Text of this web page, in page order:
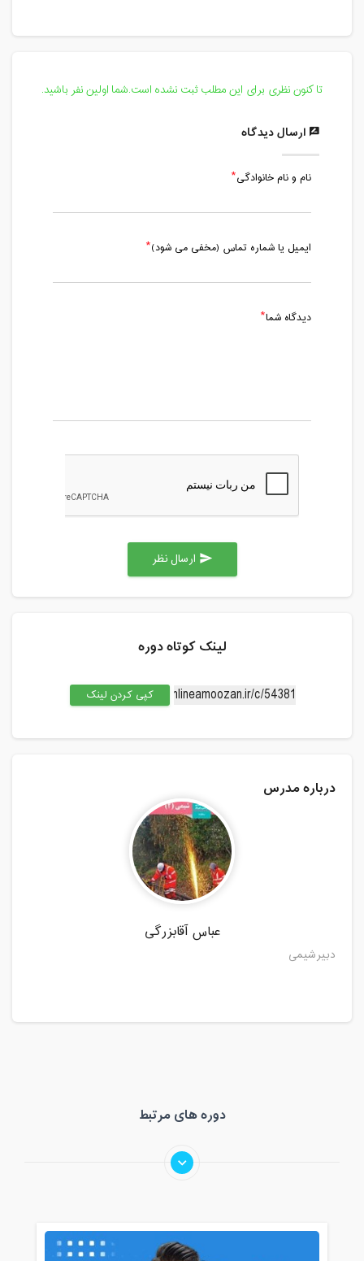
تا کنون نظری برای این مطلب ثبت نشده است.شما اولین نفر باشید.
ارسال دیدگاه
نام و نام خانوادگی
ایمیل یا شماره تماس (مخفی می شود)
دیدگاه شما
send
لینک کوتاه دوره
کپی کردن لینک
درباره مدرس
عباس آقابزرگی
دبیرشیمی
دوره های مرتبط